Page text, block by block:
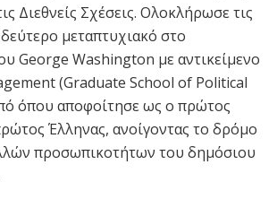
Διεθνείς Σχέσεις. Ολοκλήρωσε τις
μεταπτυχιακό στο
George Washington με αντικείμενο
(Graduate School of Political
όπου αποφοίτησε ως ο πρώτος
Έλληνας, ανοίγοντας το δρόμο
προσωπικοτήτων του δημόσιου